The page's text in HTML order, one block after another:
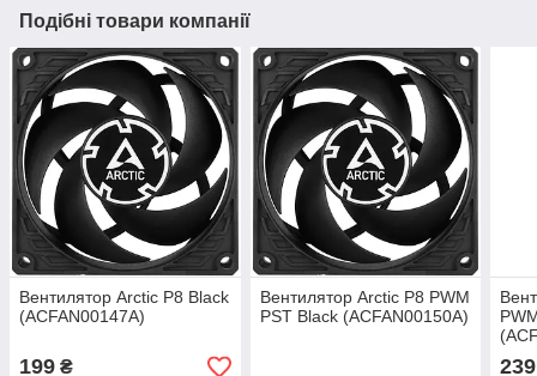
Подібні товари компанії
Вентилятор Arctic P8 Black
(ACFAN00147A)
199 ₴
Вентилятор Arctic P8 PWM
PST Black (ACFAN00150A)
239